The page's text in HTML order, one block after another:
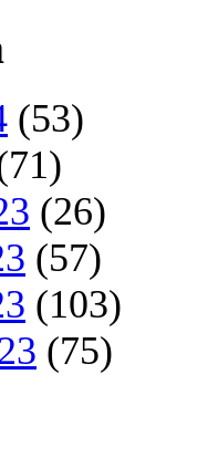
(53)
(26)
(57)
(103)
(75)